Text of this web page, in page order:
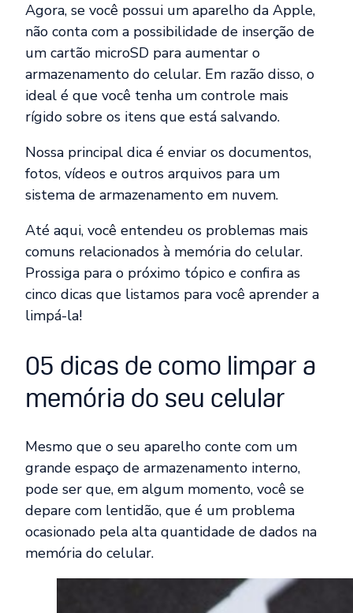
Agora, se você possui um aparelho da Apple,
não conta com a possibilidade de inserção de
um cartão microSD para aumentar o
armazenamento do celular. Em razão disso, o
ideal é que você tenha um controle mais
rígido sobre os itens que está salvando.
Nossa principal dica é enviar os documentos,
fotos, vídeos e outros arquivos para um
sistema de armazenamento em nuvem.
Até aqui, você entendeu os problemas mais
comuns relacionados à memória do celular.
Prossiga para o próximo tópico e confira as
cinco dicas que listamos para você aprender a
limpá-la!
05 dicas de como limpar a
memória do seu celular
Mesmo que o seu aparelho conte com um
grande espaço de armazenamento interno,
pode ser que, em algum momento, você se
depare com lentidão, que é um problema
ocasionado pela alta quantidade de dados na
memória do celular.